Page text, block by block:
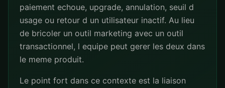
paiement echoue, upgrade, annulation, seuil d
usage ou retour d un utilisateur inactif. Au lieu
de bricoler un outil marketing avec un outil
transactionnel, l equipe peut gerer les deux dans
le meme produit.
Le point fort dans ce contexte est la liaison